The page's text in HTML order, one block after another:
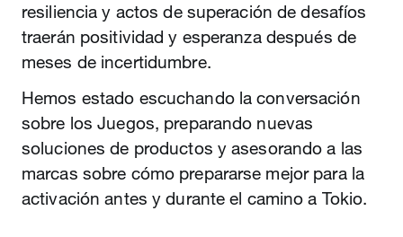
resiliencia y actos de superación de desafíos
traerán positividad y esperanza después de
meses de incertidumbre.
Hemos estado escuchando la conversación
sobre los Juegos, preparando nuevas
soluciones de productos y asesorando a las
marcas sobre cómo prepararse mejor para la
activación antes y durante el camino a Tokio.